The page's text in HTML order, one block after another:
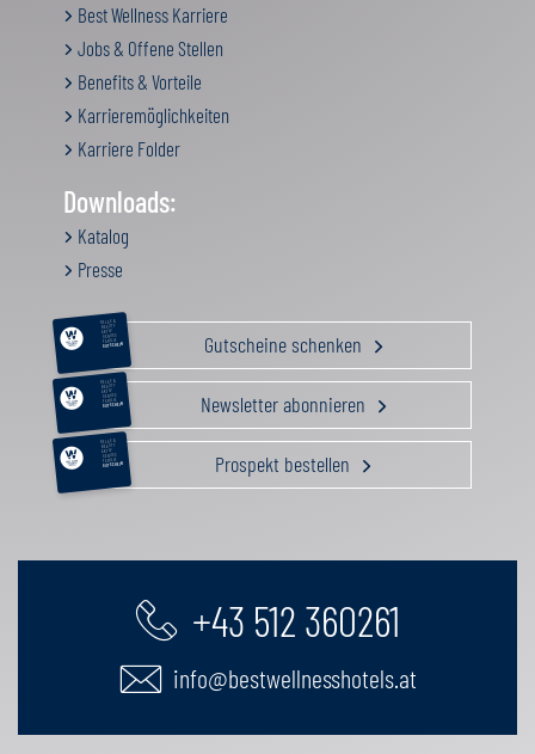
Best Wellness Karriere
Jobs & Offene Stellen
Benefits & Vorteile
Karrieremöglichkeiten
Karriere Folder
Downloads:
Katalog
Presse
RELAX &
BEAUTY
AKTIV
GENUSS
FAMILIE
GUTSCHEIN Gutscheine schenken
RELAX &
BEAUTY
AKTIV
GENUSS
FAMILIE
GUTSCHEIN Newsletter abonnieren
RELAX &
BEAUTY
AKTIV
GENUSS
FAMILIE
GUTSCHEIN Prospekt bestellen
+43 512 360261
info@bestwellnesshotels.at